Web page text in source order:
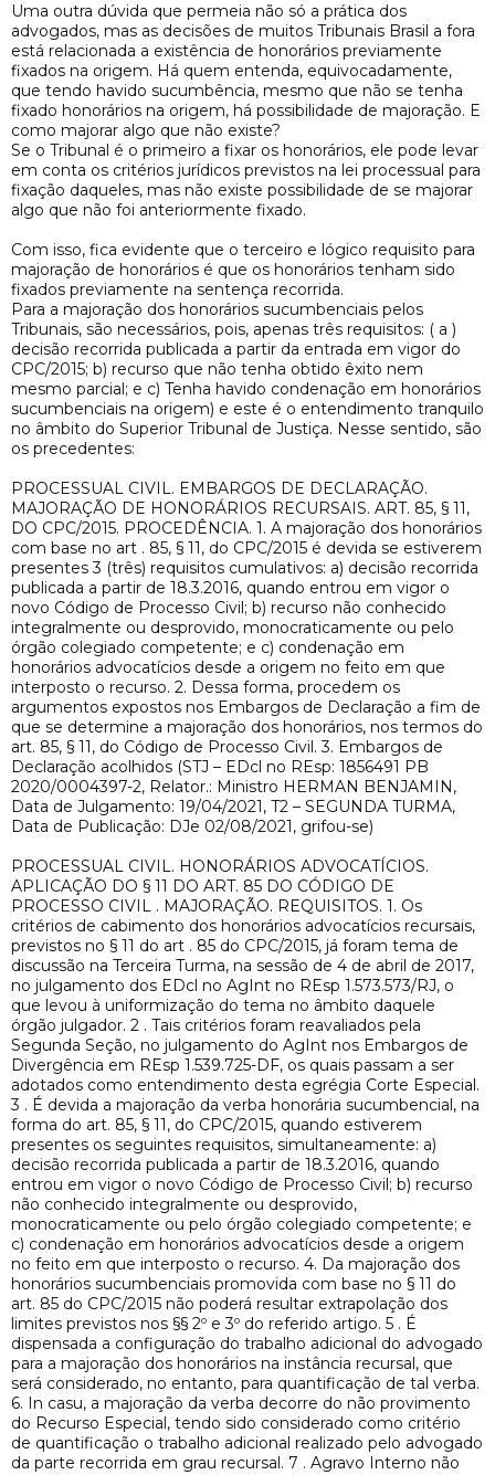
Uma outra dúvida que permeia não só a prática dos
advogados, mas as decisões de muitos Tribunais Brasil a fora
está relacionada a existência de honorários previamente
fixados na origem. Há quem entenda, equivocadamente,
que tendo havido sucumbência, mesmo que não se tenha
fixado honorários na origem, há possibilidade de majoração. E
como majorar algo que não existe?
Se o Tribunal é o primeiro a fixar os honorários, ele pode levar
em conta os critérios jurídicos previstos na lei processual para
fixação daqueles, mas não existe possibilidade de se majorar
algo que não foi anteriormente fixado.
Com isso, fica evidente que o terceiro e lógico requisito para
majoração de honorários é que os honorários tenham sido
fixados previamente na sentença recorrida.
Para a majoração dos honorários sucumbenciais pelos
Tribunais, são necessários, pois, apenas três requisitos: ( a )
decisão recorrida publicada a partir da entrada em vigor do
CPC/2015; b) recurso que não tenha obtido êxito nem
mesmo parcial; e c) Tenha havido condenação em honorários
sucumbenciais na origem) e este é o entendimento tranquilo
no âmbito do Superior Tribunal de Justiça. Nesse sentido, são
os precedentes:
PROCESSUAL CIVIL. EMBARGOS DE DECLARAÇÃO.
MAJORAÇÃO DE HONORÁRIOS RECURSAIS. ART. 85, § 11,
DO CPC/2015. PROCEDÊNCIA. 1. A majoração dos honorários
com base no art . 85, § 11, do CPC/2015 é devida se estiverem
presentes 3 (três) requisitos cumulativos: a) decisão recorrida
publicada a partir de 18.3.2016, quando entrou em vigor o
novo Código de Processo Civil; b) recurso não conhecido
integralmente ou desprovido, monocraticamente ou pelo
órgão colegiado competente; e c) condenação em
honorários advocatícios desde a origem no feito em que
interposto o recurso. 2. Dessa forma, procedem os
argumentos expostos nos Embargos de Declaração a fim de
que se determine a majoração dos honorários, nos termos do
art. 85, § 11, do Código de Processo Civil. 3. Embargos de
Declaração acolhidos (STJ – EDcl no REsp: 1856491 PB
2020/0004397-2, Relator.: Ministro HERMAN BENJAMIN,
Data de Julgamento: 19/04/2021, T2 – SEGUNDA TURMA,
Data de Publicação: DJe 02/08/2021, grifou-se)
PROCESSUAL CIVIL. HONORÁRIOS ADVOCATÍCIOS.
APLICAÇÃO DO § 11 DO ART. 85 DO CÓDIGO DE
PROCESSO CIVIL . MAJORAÇÃO. REQUISITOS. 1. Os
critérios de cabimento dos honorários advocatícios recursais,
previstos no § 11 do art . 85 do CPC/2015, já foram tema de
discussão na Terceira Turma, na sessão de 4 de abril de 2017,
no julgamento dos EDcl no AgInt no REsp 1.573.573/RJ, o
que levou à uniformização do tema no âmbito daquele
órgão julgador. 2 . Tais critérios foram reavaliados pela
Segunda Seção, no julgamento do AgInt nos Embargos de
Divergência em REsp 1.539.725-DF, os quais passam a ser
adotados como entendimento desta egrégia Corte Especial.
3 . É devida a majoração da verba honorária sucumbencial, na
forma do art. 85, § 11, do CPC/2015, quando estiverem
presentes os seguintes requisitos, simultaneamente: a)
decisão recorrida publicada a partir de 18.3.2016, quando
entrou em vigor o novo Código de Processo Civil; b) recurso
não conhecido integralmente ou desprovido,
monocraticamente ou pelo órgão colegiado competente; e
c) condenação em honorários advocatícios desde a origem
no feito em que interposto o recurso. 4. Da majoração dos
honorários sucumbenciais promovida com base no § 11 do
art. 85 do CPC/2015 não poderá resultar extrapolação dos
limites previstos nos §§ 2º e 3º do referido artigo. 5 . É
dispensada a configuração do trabalho adicional do advogado
para a majoração dos honorários na instância recursal, que
será considerado, no entanto, para quantificação de tal verba.
6. In casu, a majoração da verba decorre do não provimento
do Recurso Especial, tendo sido considerado como critério
de quantificação o trabalho adicional realizado pelo advogado
da parte recorrida em grau recursal. 7 . Agravo Interno não